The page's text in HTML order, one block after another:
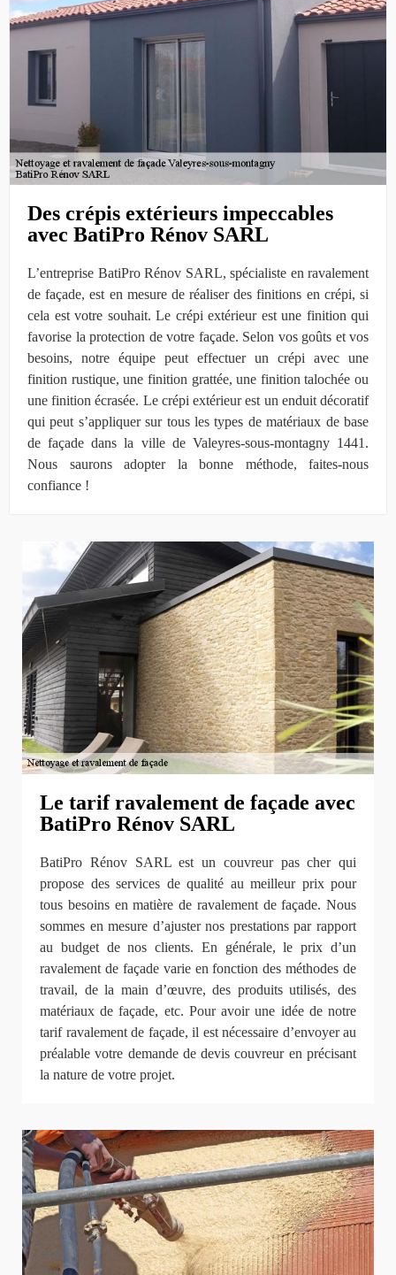
Des crépis extérieurs impeccables
avec BatiPro Rénov SARL
L’entreprise BatiPro Rénov SARL, spécialiste en ravalement
de façade, est en mesure de réaliser des finitions en crépi, si
cela est votre souhait. Le crépi extérieur est une finition qui
favorise la protection de votre façade. Selon vos goûts et vos
besoins, notre équipe peut effectuer un crépi avec une
finition rustique, une finition grattée, une finition talochée ou
une finition écrasée. Le crépi extérieur est un enduit décoratif
qui peut s’appliquer sur tous les types de matériaux de base
de façade dans la ville de Valeyres-sous-montagny 1441.
Nous saurons adopter la bonne méthode, faites-nous
confiance !
Le tarif ravalement de façade avec
BatiPro Rénov SARL
BatiPro Rénov SARL est un couvreur pas cher qui
propose des services de qualité au meilleur prix pour
tous besoins en matière de ravalement de façade. Nous
sommes en mesure d’ajuster nos prestations par rapport
au budget de nos clients. En générale, le prix d’un
ravalement de façade varie en fonction des méthodes de
travail, de la main d’œuvre, des produits utilisés, des
matériaux de façade, etc. Pour avoir une idée de notre
tarif ravalement de façade, il est nécessaire d’envoyer au
préalable votre demande de devis couvreur en précisant
la nature de votre projet.